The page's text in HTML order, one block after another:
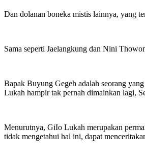
Dan dolanan boneka mistis lainnya, yang
Sama seperti Jaelangkung dan Nini
Bapak Buyung Gegeh adalah seorang
Lukah hampir tak pernah dimainkan lagi,
Menurutnya, GiIo Lukah merupakan
tidak mengetahui hal ini, dapat